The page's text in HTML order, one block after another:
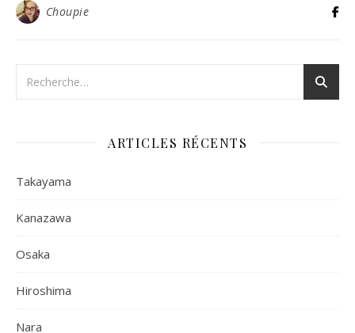
Choupie
ARTICLES RÉCENTS
Takayama
Kanazawa
Osaka
Hiroshima
Nara